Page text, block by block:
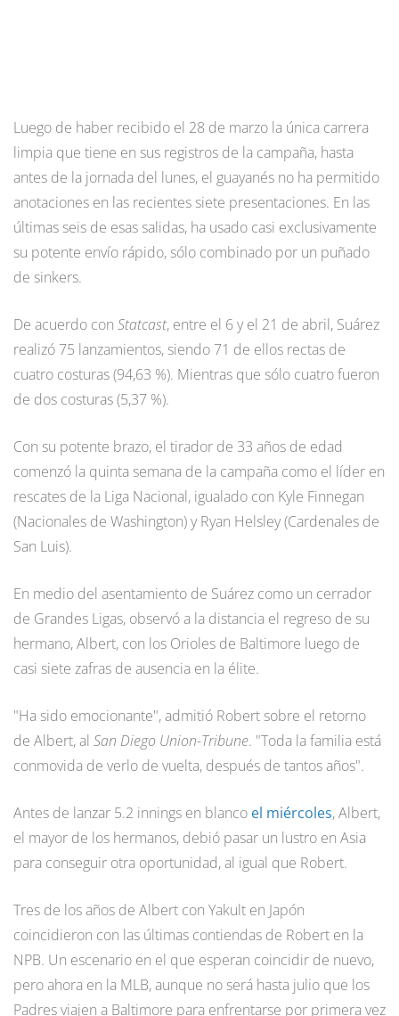
Luego de haber recibido el 28 de marzo la única carrera
limpia que tiene en sus registros de la campaña, hasta
antes de la jornada del lunes, el guayanés no ha permitido
anotaciones en las recientes siete presentaciones. En las
últimas seis de esas salidas, ha usado casi exclusivamente
su potente envío rápido, sólo combinado por un puñado
de sinkers.
De acuerdo con Statcast, entre el 6 y el 21 de abril, Suárez
realizó 75 lanzamientos, siendo 71 de ellos rectas de
cuatro costuras (94,63 %). Mientras que sólo cuatro fueron
de dos costuras (5,37 %).
Con su potente brazo, el tirador de 33 años de edad
comenzó la quinta semana de la campaña como el líder en
rescates de la Liga Nacional, igualado con Kyle Finnegan
(Nacionales de Washington) y Ryan Helsley (Cardenales de
San Luis).
En medio del asentamiento de Suárez como un cerrador
de Grandes Ligas, observó a la distancia el regreso de su
hermano, Albert, con los Orioles de Baltimore luego de
casi siete zafras de ausencia en la élite.
"Ha sido emocionante", admitió Robert sobre el retorno
de Albert, al San Diego Union-Tribune. "Toda la familia está
conmovida de verlo de vuelta, después de tantos años".
Antes de lanzar 5.2 innings en blanco el miércoles, Albert,
el mayor de los hermanos, debió pasar un lustro en Asia
para conseguir otra oportunidad, al igual que Robert.
Tres de los años de Albert con Yakult en Japón
coincidieron con las últimas contiendas de Robert en la
NPB. Un escenario en el que esperan coincidir de nuevo,
pero ahora en la MLB, aunque no será hasta julio que los
Padres viajen a Baltimore para enfrentarse por primera vez